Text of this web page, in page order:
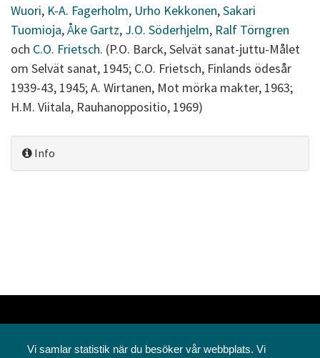
Wuori, K-A. Fagerholm, Urho Kekkonen,Sakari
Tuomioja,Åke Gartz, J.O. Söderhjelm, Ralf Törngren
och C.O. Frietsch. (P.O. Barck, Selvät sanat-juttu-Målet
om Selvät sanat, 1945; C.O. Frietsch, Finlands ödesår
1939-43, 1945; A. Wirtanen, Mot mörka makter, 1963;
H.M. Viitala, Rauhanoppositio, 1969)
Info
Vi samlar statistik när du besöker vår webbplats. Vi